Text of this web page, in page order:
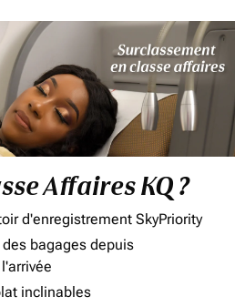
Affaires KQ ?
d'enregistrement SkyPriority
bagages depuis
inclinables